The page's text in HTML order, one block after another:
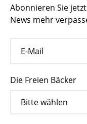
Abonnieren Sie
News mehr
Die Freien Bäcker